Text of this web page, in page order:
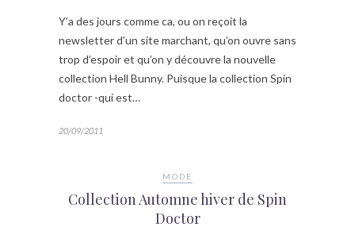
Y’a des jours comme ca, ou on reçoit la
newsletter d’un site marchant, qu’on ouvre sans
trop d’espoir et qu’on y découvre la nouvelle
collection Hell Bunny. Puisque la collection Spin
doctor -qui est…
20/09/2011
MODE
Collection Automne hiver de Spin
Doctor